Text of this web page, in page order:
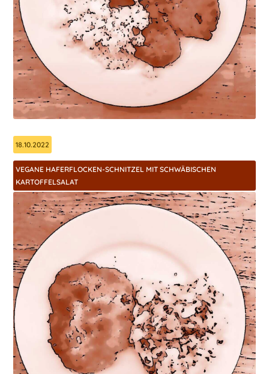
18.10.2022
VEGANE HAFERFLOCKEN-SCHNITZEL MIT SCHWÄBISCHEN
KARTOFFELSALAT